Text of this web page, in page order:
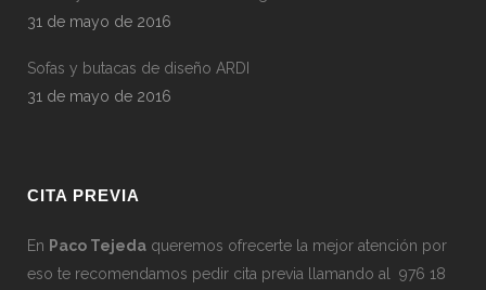
31 de mayo de 2016
Sofas y butacas de diseño ARDI
31 de mayo de 2016
CITA PREVIA
En Paco Tejeda queremos ofrecerte la mejor atención por
eso te recomendamos pedir cita previa llamando al 976 18